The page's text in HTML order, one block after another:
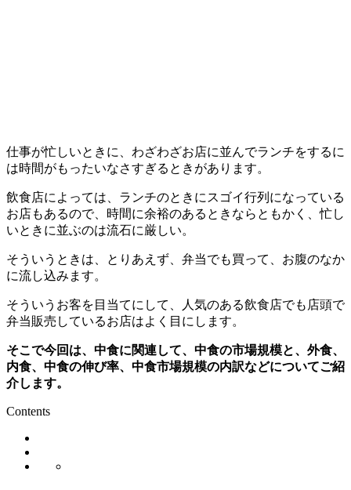
仕事が忙しいときに、わざわざお店に並んでランチをするに
は時間がもったいなさすぎるときがあります。
飲食店によっては、ランチのときにスゴイ行列になっている
お店もあるので、時間に余裕のあるときならともかく、忙し
いときに並ぶのは流石に厳しい。
そういうときは、とりあえず、弁当でも買って、お腹のなか
に流し込みます。
そういうお客を目当てにして、人気のある飲食店でも店頭で
弁当販売しているお店はよく目にします。
そこで今回は、中食に関連して、中食の市場規模と、外食、
内食、中食の伸び率、中食市場規模の内訳などについてご紹
介します。
Contents